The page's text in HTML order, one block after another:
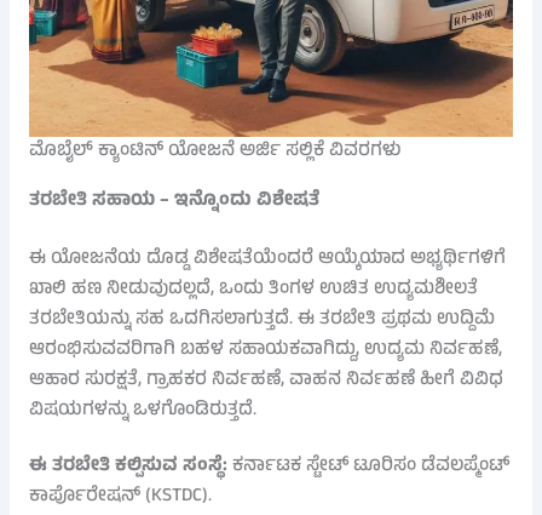
ಮೊಬೈಲ್ ಕ್ಯಾಂಟಿನ್ ಯೋಜನೆ ಅರ್ಜಿ ಸಲ್ಲಿಕೆ ವಿವರಗಳು
ತರಬೇತಿ ಸಹಾಯ – ಇನ್ನೊಂದು ವಿಶೇಷತೆ
ಈ ಯೋಜನೆಯ ದೊಡ್ಡ ವಿಶೇಷತೆಯೆಂದರೆ ಆಯ್ಕೆಯಾದ ಅಭ್ಯರ್ಥಿಗಳಿಗೆ
ಖಾಲಿ ಹಣ ನೀಡುವುದಲ್ಲದೆ, ಒಂದು ತಿಂಗಳ ಉಚಿತ ಉದ್ಯಮಶೀಲತೆ
ತರಬೇತಿಯನ್ನು ಸಹ ಒದಗಿಸಲಾಗುತ್ತದೆ. ಈ ತರಬೇತಿ ಪ್ರಥಮ ಉದ್ದಿಮೆ
ಆರಂಭಿಸುವವರಿಗಾಗಿ ಬಹಳ ಸಹಾಯಕವಾಗಿದ್ದು, ಉದ್ಯಮ ನಿರ್ವಹಣೆ,
ಆಹಾರ ಸುರಕ್ಷತೆ, ಗ್ರಾಹಕರ ನಿರ್ವಹಣೆ, ವಾಹನ ನಿರ್ವಹಣೆ ಹೀಗೆ ವಿವಿಧ
ವಿಷಯಗಳನ್ನು ಒಳಗೊಂಡಿರುತ್ತದೆ.
ಈ ತರಬೇತಿ ಕಲ್ಪಿಸುವ ಸಂಸ್ಥೆ:ಕರ್ನಾಟಕ ಸ್ಟೇಟ್ ಟೂರಿಸಂ ಡೆವಲಪ್ಮೆಂಟ್
ಕಾರ್ಪೊರೇಷನ್ (KSTDC).